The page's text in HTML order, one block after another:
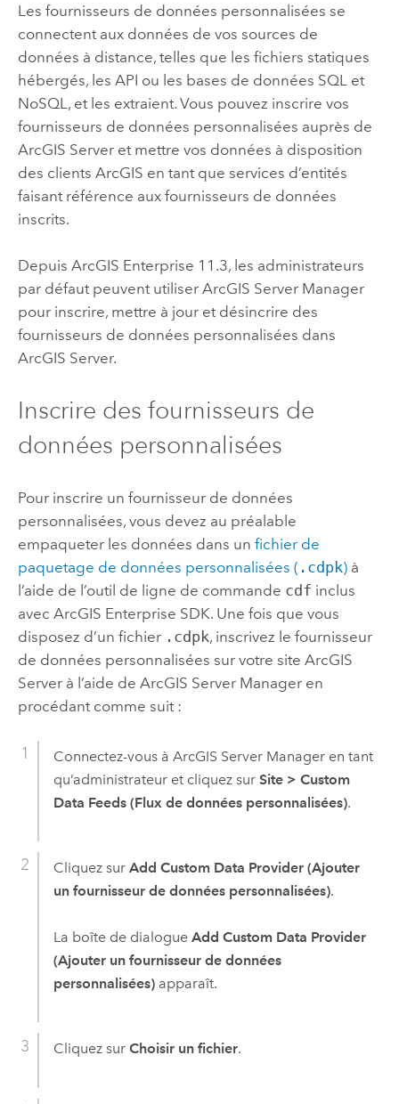
Les fournisseurs de données personnalisées se
connectent aux données de vos sources de
données à distance, telles que les fichiers statiques
hébergés, les API ou les bases de données SQL et
NoSQL, et les extraient. Vous pouvez inscrire vos
fournisseurs de données personnalisées auprès de
ArcGIS Serveret mettre vos données à disposition
des clients ArcGIS en tant que services d’entités
faisant référence aux fournisseurs de données
inscrits.
Depuis ArcGIS Enterprise 11.3, les administrateurs
par défaut peuvent utiliser ArcGIS Server Manager
pour inscrire, mettre à jour et désincrire des
fournisseurs de données personnalisées dans
ArcGIS Server.
Inscrire des fournisseurs de
données personnalisées
Pour inscrire un fournisseur de données
personnalisées, vous devez au préalable
empaqueter les données dans un fichier de
paquetage de données personnalisées ( .cdpk)à
l’aide de l’outil de ligne de commande cdf inclus
avec ArcGIS Enterprise SDK. Une fois que vous
disposez d’un fichier .cdpk, inscrivez le fournisseur
de données personnalisées sur votre site ArcGIS
Serverà l’aide de ArcGIS Server Manageren
procédant comme suit :
Connectez-vous à ArcGIS Server Manageren tant
qu’administrateur et cliquez sur Site > Custom
Data Feeds (Flux de données personnalisées).
Cliquez sur Add Custom Data Provider (Ajouter
un fournisseur de données personnalisées).
La boîte de dialogue Add Custom Data Provider
(Ajouter un fournisseur de données
personnalisées)apparaît.
Cliquez sur Choisir un fichier.